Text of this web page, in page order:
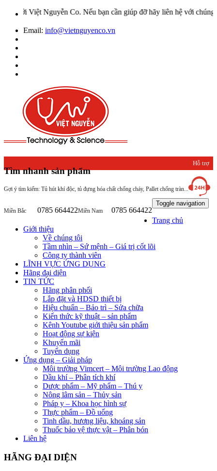
Co. Nếu bạn cần giúp đỡ hãy liên hệ với chúng tôi qua Hotline:
Email: info@vietnguyenco.vn
Tìm nhanh sản phẩm
Gợi ý tìm kiếm: Tủ hút khí độc, tủ đựng hóa chất chống cháy, Pallet chống tràn...
Hỗ trợ
khách
hàng
Miền Bắc 0785 664422Miền Nam 0785 664422
Toggle navigation
Trang chủ
Giới thiệu
Về chúng tôi
Tầm nhìn – Sứ mệnh – Giá trị cốt lõi
Công ty thành viên
LĨNH VỰC ỨNG DỤNG
Hãng đại diện
TIN TỨC
Hãng phân phối
Lắp đặt và HDSD thiết bị
Hiệu chuẩn – Bảo trì – Sửa chữa
Kiến thức kỹ thuật – sản phẩm
Kênh Youtube giới thiệu sản phẩm
Hoạt động sự kiện
Khuyến mãi
Tuyển dụng
Ứng dụng – Giải pháp
Môi trường Vimcert – Môi trường Lao động
Dầu khí – Phân tích khí
Dược phẩm – Mỹ phẩm – Thú y
Nông lâm sản – Thủy sản
Pháp y – Khoa học hình sự
Thực phẩm – Đồ uống
Tinh dầu, hương liệu, khoáng sản
Thuốc bảo vệ thực vật – Phân bón
Liên hệ
HÃNG ĐẠI DIỆN